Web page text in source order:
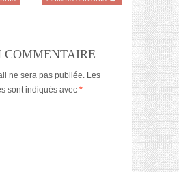
COMMENTAIRE
ne sera pas publiée. Les
sont indiqués avec *